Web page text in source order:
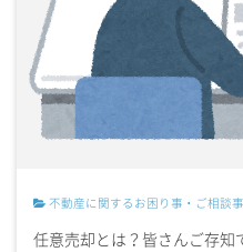
不動産に関するお困り事・ご相談事
任意売却とは？皆さんご存知